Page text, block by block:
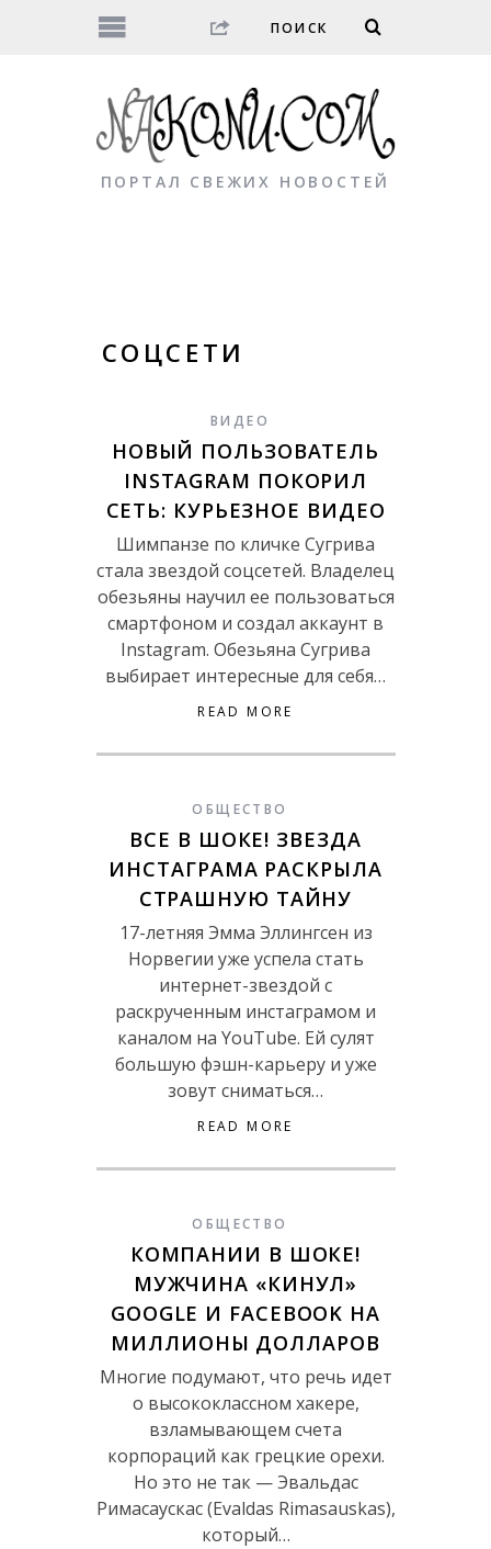
ПОРТАЛ СВЕЖИХ НОВОСТЕЙ
СОЦСЕТИ
ВИДЕО
НОВЫЙ ПОЛЬЗОВАТЕЛЬ
INSTAGRAM ПОКОРИЛ
СЕТЬ: КУРЬЕЗНОЕ ВИДЕО
Шимпанзе по кличке Сугрива
стала звездой соцсетей. Владелец
обезьяны научил ее пользоваться
смартфоном и создал аккаунт в
Instagram. Обезьяна Сугрива
выбирает интересные для себя…
READ MORE
ОБЩЕСТВО
ВСЕ В ШОКЕ! ЗВЕЗДА
ИНСТАГРАМА РАСКРЫЛА
СТРАШНУЮ ТАЙНУ
17-летняя Эмма Эллингсен из
Норвегии уже успела стать
интернет-звездой с
раскрученным инстаграмом и
каналом на YouTube. Ей сулят
большую фэшн-карьеру и уже
зовут сниматься…
READ MORE
ОБЩЕСТВО
КОМПАНИИ В ШОКЕ!
МУЖЧИНА «КИНУЛ»
GOOGLE И FACEBOOK НА
МИЛЛИОНЫ ДОЛЛАРОВ
Многие подумают, что речь идет
о высококлассном хакере,
взламывающем счета
корпораций как грецкие орехи.
Но это не так — Эвальдас
Римасаускас (Evaldas Rimasauskas),
который…